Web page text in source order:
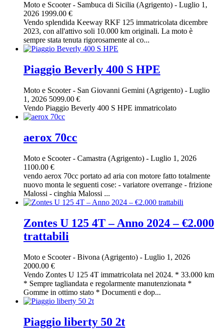
Moto e Scooter- Sambuca di Sicilia (Agrigento) - Luglio 1,
2026 1999.00 €
Vendo splendida Keeway RKF 125 immatricolata dicembre
2023, con all'attivo soli 10.000 km originali. La moto è
sempre stata tenuta rigorosamente al co...
Piaggio Beverly 400 S HPE
Moto e Scooter- San Giovanni Gemini (Agrigento) - Luglio
1, 2026 5099.00 €
Vendo Piaggio Beverly 400 S HPE immatricolato
aerox 70cc
Moto e Scooter- Camastra (Agrigento) - Luglio 1, 2026
1100.00 €
vendo aerox 70cc portato ad aria con motore fatto totalmente
nuovo monta le seguenti cose: - variatore overrange - frizione
Malossi - cinghia Malossi ...
Zontes U 125 4T – Anno 2024 – €2.000
trattabili
Moto e Scooter- Bivona (Agrigento) - Luglio 1, 2026
2000.00 €
Vendo Zontes U 125 4T immatricolata nel 2024. * 33.000 km
* Sempre tagliandata e regolarmente manutenzionata *
Gomme in ottimo stato * Documenti e dop...
Piaggio liberty 50 2t